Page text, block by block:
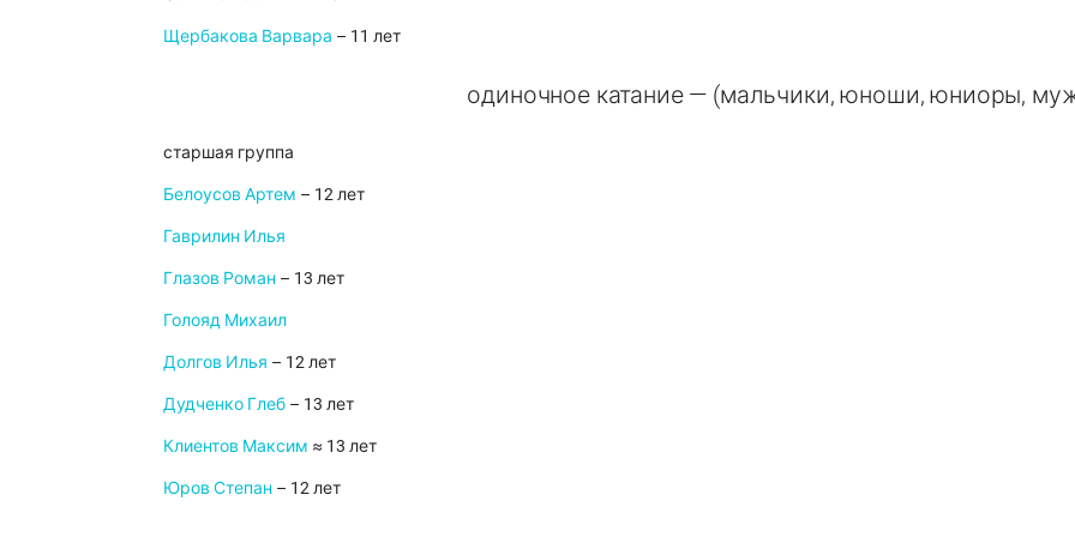
Щербакова Варвара – 11 лет
одиночное катание — (мальчики, юноши, юниоры,
старшая группа
Белоусов Артем – 12 лет
Гаврилин Илья
Глазов Роман – 13 лет
Голояд Михаил
Долгов Илья – 12 лет
Дудченко Глеб – 13 лет
Клиентов Максим ≈ 13 лет
Юров Степан – 12 лет